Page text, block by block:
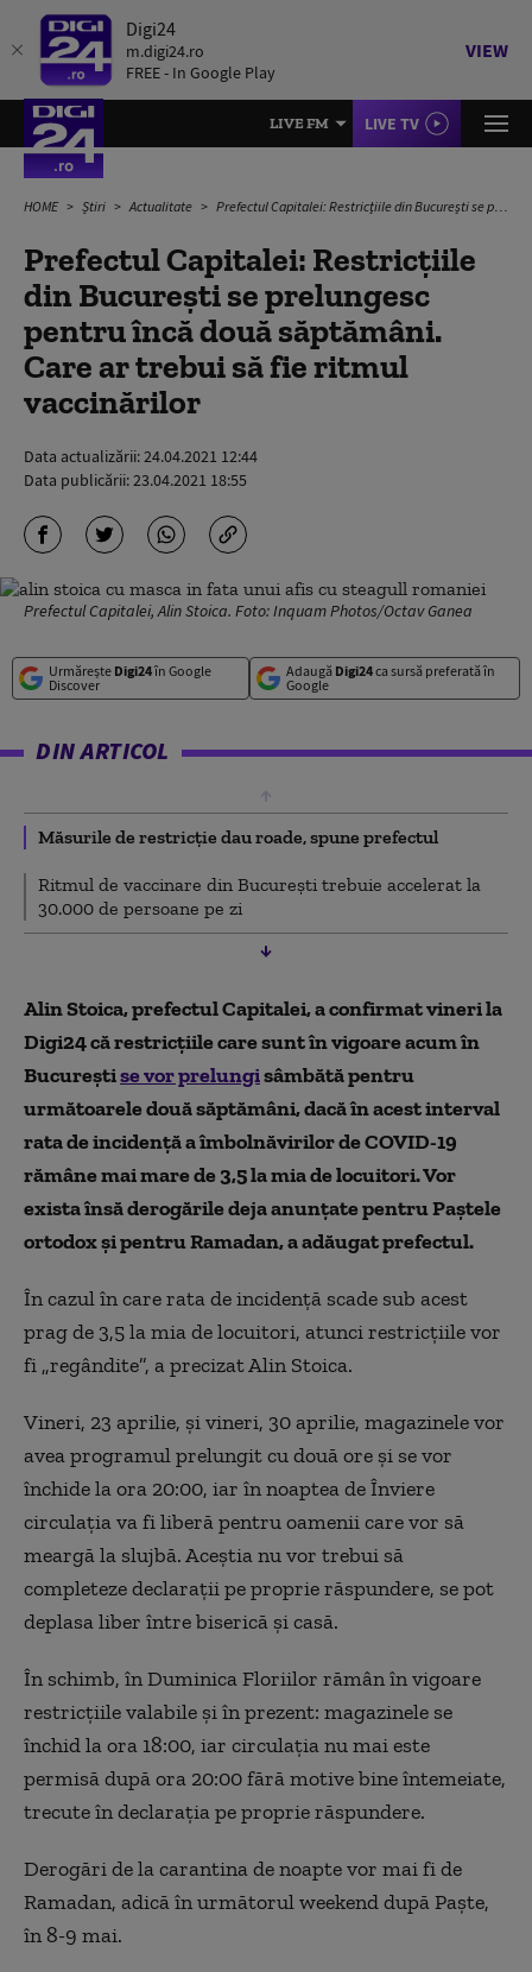
Digi24
m.digi24.ro
FREE - In Google Play
VIEW
LIVE FM LIVE TV
HOME Știri Actualitate Prefectul Capitalei: Restricțiile din București se prelungesc pentru încă două săptămâni. Care ar trebui să fie ritmul vaccinărilor
Prefectul Capitalei: Restricțiile
din București se prelungesc
pentru încă două săptămâni.
Care ar trebui să fie ritmul
vaccinărilor
Data actualizării:24.04.2021 12:44
Data publicării:23.04.2021 18:55
Prefectul Capitalei, Alin Stoica. Foto: Inquam Photos/Octav Ganea
Urmărește Digi24în Google
Discover
Adaugă Digi24ca sursă preferată în
Google
DIN ARTICOL
Măsurile de restricție dau roade, spune prefectul
Ritmul de vaccinare din București trebuie accelerat la
30.000 de persoane pe zi
Alin Stoica, prefectul Capitalei, a confirmat vineri la
Digi24 că restricțiile care sunt în vigoare acum în
Bucureștise vor prelungisâmbătă pentru
următoarele două săptămâni, dacă în acest interval
rata de incidență a îmbolnăvirilor de COVID-19
rămâne mai mare de 3,5 la mia de locuitori. Vor
exista însă derogările deja anunțate pentru Paștele
ortodox și pentru Ramadan, a adăugat prefectul.
În cazul în care rata de incidență scade sub acest
prag de 3,5 la mia de locuitori, atunci restricțiile vor
fi „regândite”, a precizat Alin Stoica.
Vineri, 23 aprilie, și vineri, 30 aprilie, magazinele vor
avea programul prelungit cu două ore și se vor
închide la ora 20:00, iar în noaptea de Înviere
circulația va fi liberă pentru oamenii care vor să
meargă la slujbă. Aceștia nu vor trebui să
completeze declarații pe proprie răspundere, se pot
deplasa liber între biserică și casă.
În schimb, în Duminica Floriilor rămân în vigoare
restricțiile valabile și în prezent: magazinele se
închid la ora 18:00, iar circulația nu mai este
permisă după ora 20:00 fără motive bine întemeiate,
trecute în declarația pe proprie răspundere.
Derogări de la carantina de noapte vor mai fi de
Ramadan, adică în următorul weekend după Paște,
în 8-9 mai.